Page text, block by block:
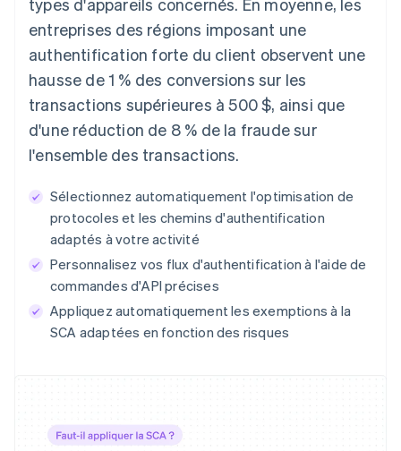
types d'appareils concernés. En moyenne, les
entreprises des régions imposant une
authentification forte du client observent une
hausse de 1 % des conversions sur les
transactions supérieures à 500 $, ainsi que
d'une réduction de 8 % de la fraude sur
l'ensemble des transactions.
Sélectionnez automatiquement l'optimisation de
protocoles et les chemins d'authentification
adaptés à votre activité
Personnalisez vos flux d'authentification à l'aide de
commandes d'API précises
Appliquez automatiquement les exemptions à la
SCA adaptées en fonction des risques